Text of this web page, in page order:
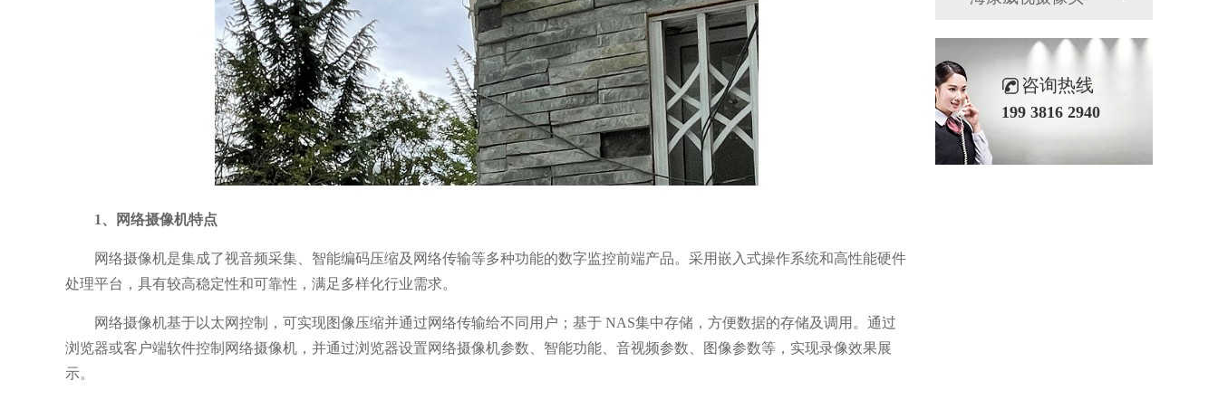
1、网络摄像机特点
网络摄像机是集成了视音频采集、智能编码压缩及网络传输等多种功能的数字监控前端产品。采用嵌入式操作系统和高性能硬件
处理平台，具有较高稳定性和可靠性，满足多样化行业需求。
网络摄像机基于以太网控制，可实现图像压缩并通过网络传输给不同用户；基于 NAS集中存储，方便数据的存储及调用。通过
浏览器或客户端软件控制网络摄像机，并通过浏览器设置网络摄像机参数、智能功能、音视频参数、图像参数等，实现录像效果展
示。
咨询热线
199 3816 2940